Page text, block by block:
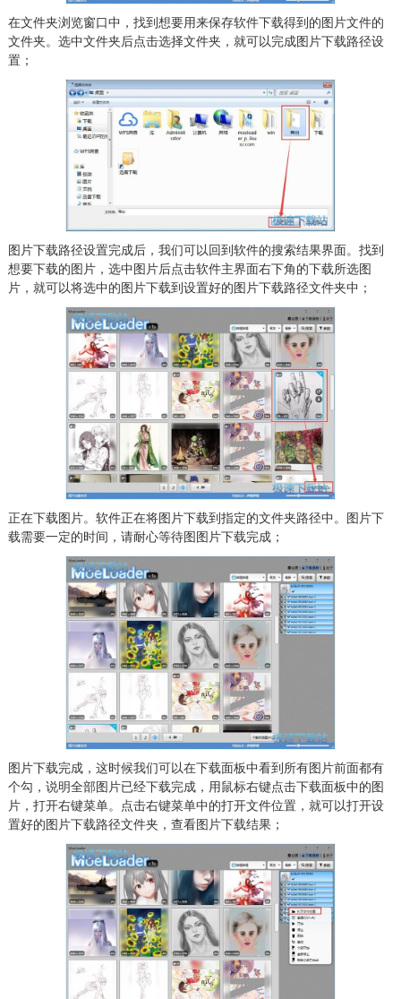
在文件夹浏览窗口中，找到想要用来保存软件下载得到的图片文件的
文件夹。选中文件夹后点击选择文件夹，就可以完成图片下载路径设
置；
图片下载路径设置完成后，我们可以回到软件的搜索结果界面。找到
想要下载的图片，选中图片后点击软件主界面右下角的下载所选图
片，就可以将选中的图片下载到设置好的图片下载路径文件夹中；
正在下载图片。软件正在将图片下载到指定的文件夹路径中。图片下
载需要一定的时间，请耐心等待图图片下载完成；
图片下载完成，这时候我们可以在下载面板中看到所有图片前面都有
个勾，说明全部图片已经下载完成，用鼠标右键点击下载面板中的图
片，打开右键菜单。点击右键菜单中的打开文件位置，就可以打开设
置好的图片下载路径文件夹，查看图片下载结果；